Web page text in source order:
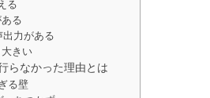
る
る
力がある
きい
らなかった理由とは
る壁